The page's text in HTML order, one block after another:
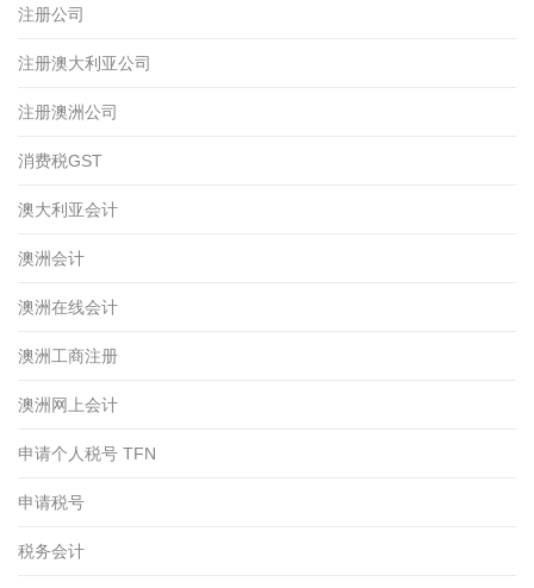
注册公司
注册澳大利亚公司
注册澳洲公司
消费税GST
澳大利亚会计
澳洲会计
澳洲在线会计
澳洲工商注册
澳洲网上会计
申请个人税号 TFN
申请税号
税务会计